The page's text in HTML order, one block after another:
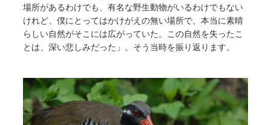
場所があるわけでも、有名な野生動物がいるわけでもない
けれど、僕にとってはかけがえの無い場所で、本当に素晴
らしい自然がそこには広がっていた。この自然を失ったこ
とは、深い悲しみだった」。そう当時を振り返ります。